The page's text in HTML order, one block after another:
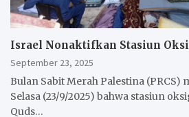
Israel Nonaktifkan Stasiun
September 23, 2025
Bulan Sabit Merah Palestina (PRCS)
Selasa (23/9/2025) bahwa stasiun
Quds…